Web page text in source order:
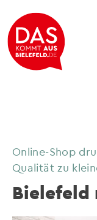
Online-Shop
Qualität zu
Bielefeld